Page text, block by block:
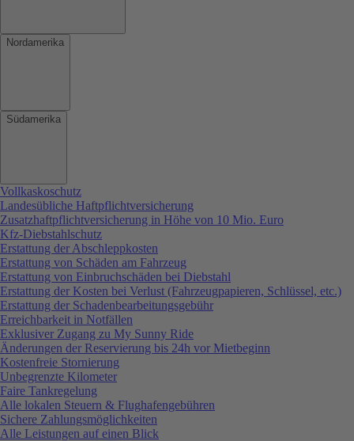
Nordamerika
Südamerika
Vollkaskoschutz
Landesübliche Haftpflichtversicherung
Zusatzhaftpflichtversicherung in Höhe von 10 Mio. Euro
Kfz-Diebstahlschutz
Erstattung der Abschleppkosten
Erstattung von Schäden am Fahrzeug
Erstattung von Einbruchschäden bei Diebstahl
Erstattung der Kosten bei Verlust (Fahrzeugpapieren, Schlüssel, etc.)
Erstattung der Schadenbearbeitungsgebühr
Erreichbarkeit in Notfällen
Exklusiver Zugang zu My Sunny Ride
Änderungen der Reservierung bis 24h vor Mietbeginn
Kostenfreie Stornierung
Unbegrenzte Kilometer
Faire Tankregelung
Alle lokalen Steuern & Flughafengebühren
Sichere Zahlungsmöglichkeiten
Alle Leistungen auf einen Blick